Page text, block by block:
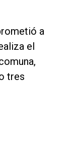
a
el
tres